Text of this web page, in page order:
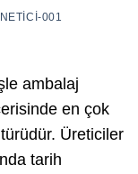
001
ambalaj
en çok
Üreticiler
tarih